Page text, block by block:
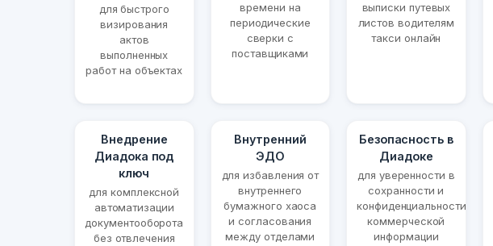
для быстрого
визирования
актов
выполненных
работ на объектах
времени на
периодические
сверки с
поставщиками
выписки путевых
листов водителям
такси онлайн
Внедрение
Диадока под
ключ
для комплексной
автоматизации
документооборота
без отвлечения
Внутренний
ЭДО
для избавления от
внутреннего
бумажного хаоса
и согласования
между отделами
Безопасность в
Диадоке
для уверенности в
сохранности и
конфиденциальности
коммерческой
информации